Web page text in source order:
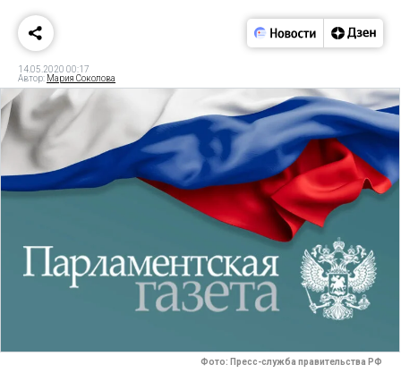
14.05.2020 00:17
Автор: Мария Соколова
Фото: Пресс-служба правительства РФ